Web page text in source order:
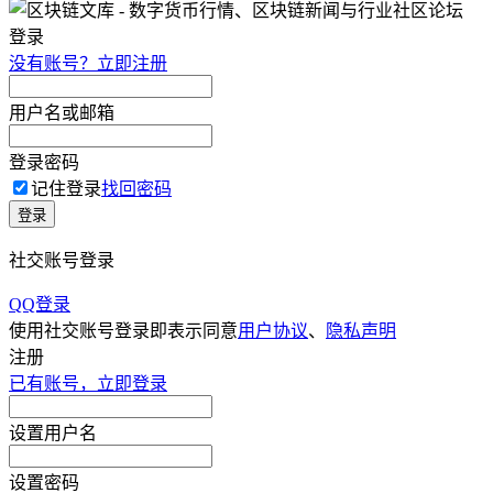
登录
没有账号？立即注册
用户名或邮箱
登录密码
记住登录找回密码
登录
社交账号登录
QQ登录
使用社交账号登录即表示同意用户协议、
隐私声明
注册
已有账号，立即登录
设置用户名
设置密码